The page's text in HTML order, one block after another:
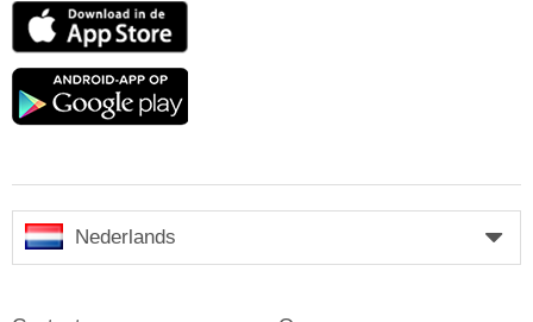
App
Google
Nederlands